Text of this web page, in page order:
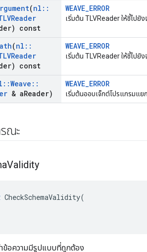
(nl ::
const
WEAVE_ERROR
เริ่มต้น TLVReader ให้ชี้ไปยั
(nl ::
const
WEAVE_ERROR
เริ่มต้น TLVReader ให้ชี้ไปยั
::Weave ::
& aReader)
WEAVE_ERROR
เริ่มต้นออบเจ็กต์โปรแกรมแย
ณะ
Validity
CheckSchemaValidity(
ข้อความมีรูปแบบที่ถูกต้อง